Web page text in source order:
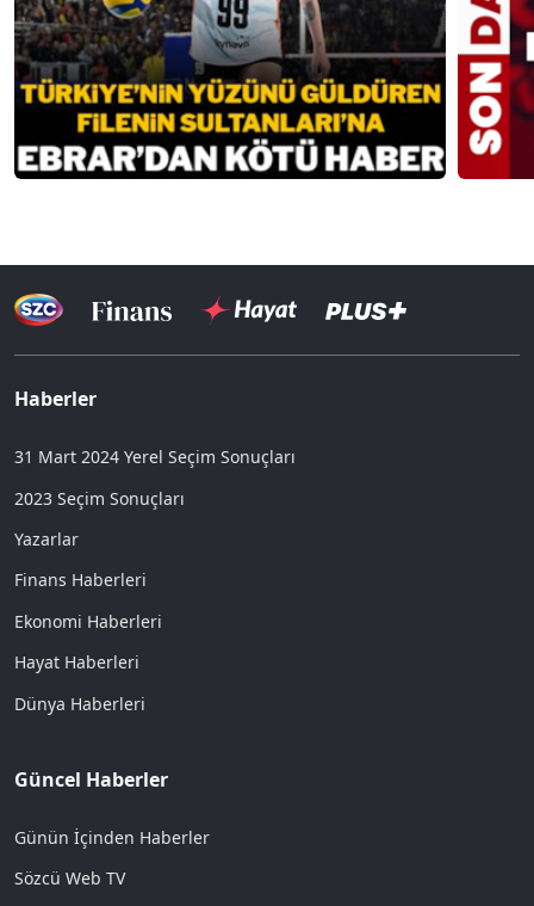
Haberler
31 Mart 2024 Yerel Seçim Sonuçları
2023 Seçim Sonuçları
Yazarlar
Finans Haberleri
Ekonomi Haberleri
Hayat Haberleri
Dünya Haberleri
Güncel Haberler
Günün İçinden Haberler
Sözcü Web TV